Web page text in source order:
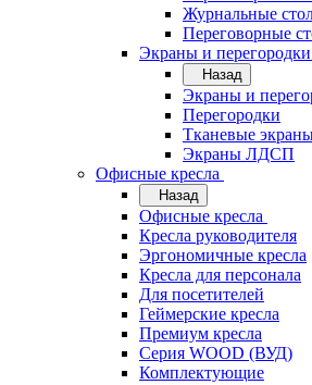
Журнальные
Переговорные
Экраны и перегородки
Назад
Экраны и
Перегородки
Тканевые
Экраны ЛДСП
Офисные кресла
Назад
Офисные кресла
Кресла руководителя
Эргономичные кресла
Кресла для персонала
Для посетителей
Геймерские кресла
Премиум кресла
Серия WOOD (ВУД)
Комплектующие